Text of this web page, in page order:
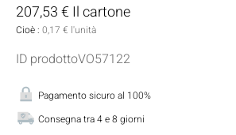
207,53 € Il cartone
Cioè : 0,17 € l'unità
ID prodottoVO57122
Pagamento sicuro al 100%
Consegna tra 4 e 8 giorni